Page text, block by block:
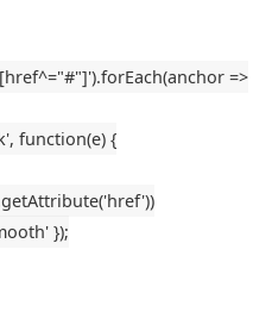
).forEach(anchor =>
, function(e) {
getAttribute('href'))
});